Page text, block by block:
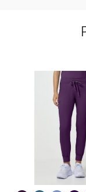
Greita